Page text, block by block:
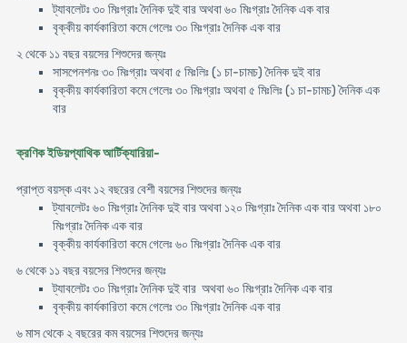
ট্যাবলেটঃ ৩০ মিঃগ্রাঃ দৈনিক দুই বার অথবা ৬০ মিঃগ্রাঃ দৈনিক এক বার
বৃক্কীয় কার্যকারিতা কমে গেলেঃ ৩০ মিঃগ্রাঃ দৈনিক এক বার
২ থেকে ১১ বছর বয়সের শিশুদের জন্যঃ
সাসপেনশনঃ ৩০ মিঃগ্রাঃ অথবা ৫ মিঃলিঃ (১ চা-চামচ) দৈনিক দুই বার
বৃক্কীয় কার্যকারিতা কমে গেলেঃ ৩০ মিঃগ্রাঃ অথবা ৫ মিঃলিঃ (১ চা-চামচ) দৈনিক এক
বার
ক্রণিক ইডিয়প্যাথিক আর্টিক্যারিয়া-
প্রাপ্ত বয়স্ক এবং ১২ বছরের বেশী বয়সের শিশুদের জন্যঃ
ট্যাবলেটঃ ৬০ মিঃগ্রাঃ দৈনিক দুই বার অথবা ১২০ মিঃগ্রাঃ দৈনিক এক বার অথবা ১৮০
মিঃগ্রাঃ দৈনিক এক বার
বৃক্কীয় কার্যকারিতা কমে গেলেঃ ৬০ মিঃগ্রাঃ দৈনিক এক বার
৬ থেকে ১১ বছর বয়সের শিশুদের জন্যঃ
ট্যাবলেটঃ ৩০ মিঃগ্রাঃ দৈনিক দুই বার অথবা ৬০ মিঃগ্রাঃ দৈনিক এক বার
বৃক্কীয় কার্যকারিতা কমে গেলেঃ ৩০ মিঃগ্রাঃ দৈনিক এক বার
৬ মাস থেকে ২ বছরের কম বয়সের শিশুদের জন্যঃ